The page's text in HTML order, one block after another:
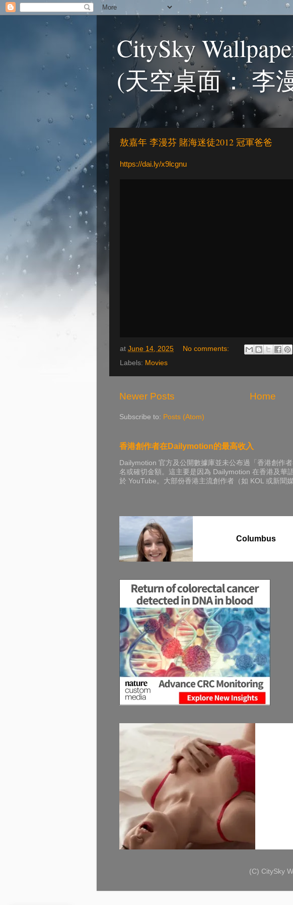
CitySky
(天空桌面： 李
敖嘉年 李漫芬 賭海迷徒2012 冠軍爸爸
https://dai.ly/x9lcgnu
at June 14, 2025
No comments:
Labels: Movies
Newer Posts Home
Subscribe to: Posts (Atom)
香港創作者在Dailymotion的最高收入
Dailymotion 官方及公開數據庫並未公布過「香港創作
名或確切金額。這主要是因為 Dailymotion 在香港及華
於 YouTube。大部份香港主流創作者（如 KOL 或新聞
(C) CitySky